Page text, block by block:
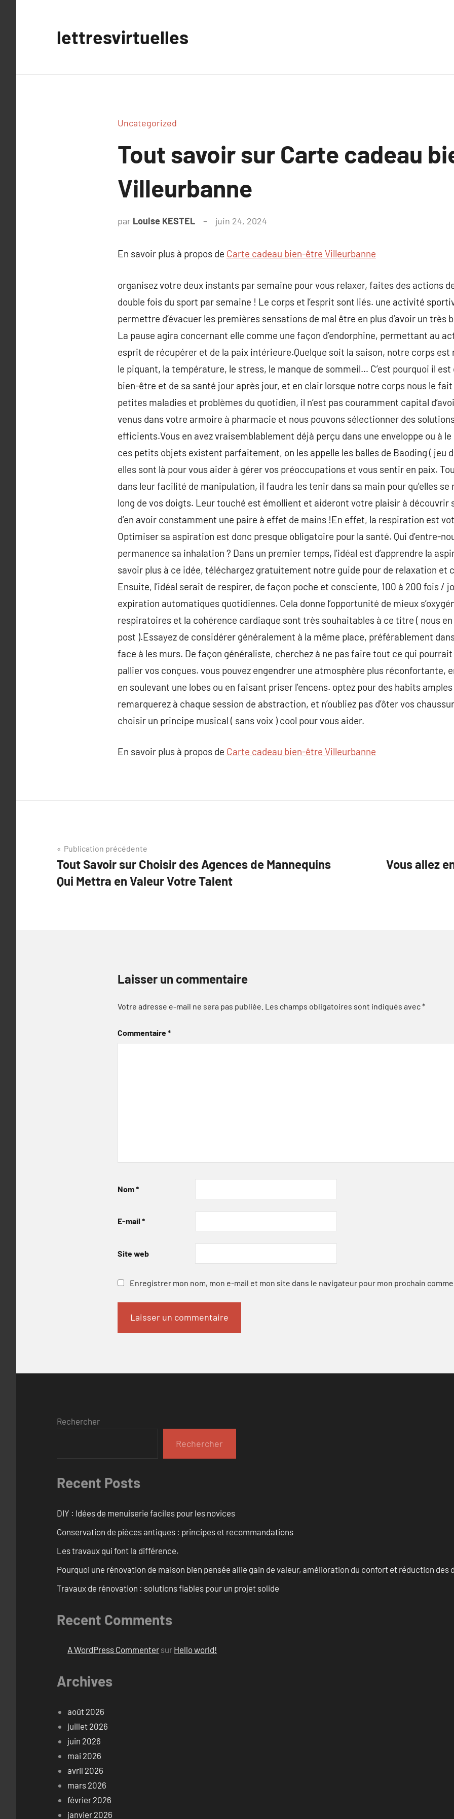
lettresvirtuelles
Uncategorized
Tout savoir sur Carte cadeau
Villeurbanne
par Louise KESTEL juin 24, 2024
En savoir plus à propos de Carte cadeau bien-être Villeurbanne
organisez votre deux instants par semaine pour vous relaxer, faites des actions
double fois du sport par semaine ! Le corps et l’esprit sont liés. une activité
permettre d’évacuer les premières sensations de mal être en plus d’avoir un très
La pause agira concernant elle comme une façon d’endorphine, permettant au
esprit de récupérer et de la paix intérieure.Quelque soit la saison, notre corps
le piquant, la température, le stress, le manque de sommeil… C’est pourquoi il
bien-être et de sa santé jour après jour, et en clair lorsque notre corps nous le
petites maladies et problèmes du quotidien, il n’est pas couramment capital
venus dans votre armoire à pharmacie et nous pouvons sélectionner des
efficients.Vous en avez vraisemblablement déjà perçu dans une enveloppe ou à
ces petits objets existent parfaitement, on les appelle les balles de Baoding ( jeu
elles sont là pour vous aider à gérer vos préoccupations et vous sentir en paix.
dans leur facilité de manipulation, il faudra les tenir dans sa main pour qu’elles
long de vos doigts. Leur touché est émollient et aideront votre plaisir à découvrir
d’en avoir constamment une paire à effet de mains !En effet, la respiration est
Optimiser sa aspiration est donc presque obligatoire pour la santé. Qui d’entre-
permanence sa inhalation ? Dans un premier temps, l’idéal est d’apprendre la
savoir plus à ce idée, téléchargez gratuitement notre guide pour de relaxation et
Ensuite, l’idéal serait de respirer, de façon poche et consciente, 100 à 200 fois /
expiration automatiques quotidiennes. Cela donne l’opportunité de mieux
respiratoires et la cohérence cardiaque sont très souhaitables à ce titre ( nous
post ).Essayez de considérer généralement à la même place, préférablement
face à les murs. De façon généraliste, cherchez à ne pas faire tout ce qui
pallier vos conçues. vous pouvez engendrer une atmosphère plus réconfortante,
en soulevant une lobes ou en faisant priser l’encens. optez pour des habits
remarquerez à chaque session de abstraction, et n’oubliez pas d’ôter vos
choisir un principe musical ( sans voix ) cool pour vous aider.
En savoir plus à propos de Carte cadeau bien-être Villeurbanne
Navigation
de
l’article
Publication précédente
Tout Savoir sur Choisir des Agences de Mannequins
Qui Mettra en Valeur Votre Talent
Vous allez
Laisser un commentaire
Votre adresse e-mail ne sera pas publiée. Les champs obligatoires sont indiqués avec*
Commentaire*
Nom*
E-mail *
Site web
Enregistrer mon nom, mon e-mail et mon site dans le navigateur pour mon prochain
Rechercher
Rechercher
Recent Posts
DIY : Idées de menuiserie faciles pour les novices
Conservation de pièces antiques : principes et recommandations
Les travaux qui font la différence.
Pourquoi une rénovation de maison bien pensée allie gain de valeur, amélioration du confort et réduction des
Travaux de rénovation : solutions fiables pour un projet solide
Recent Comments
A WordPress Commenter sur Hello world!
Archives
août 2026
juillet 2026
juin 2026
mai 2026
avril 2026
mars 2026
février 2026
janvier 2026